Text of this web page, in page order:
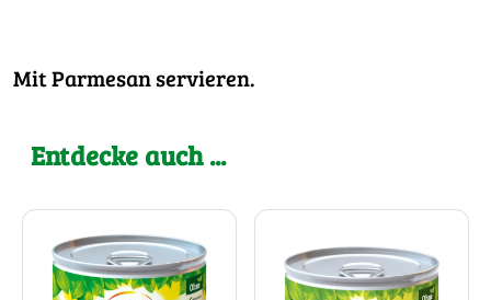
Mit Parmesan servieren.
Entdecke auch ...